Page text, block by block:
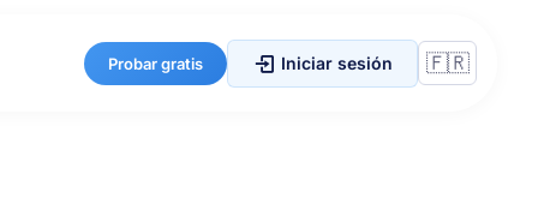
Probar gratis Iniciar sesión